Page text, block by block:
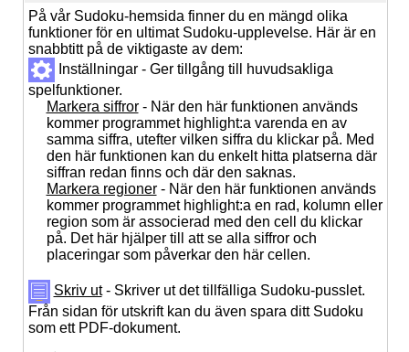
På vår Sudoku-hemsida finner du en mängd olika
funktioner för en ultimat Sudoku-upplevelse. Här är en
snabbtitt på de viktigaste av dem:
Inställningar - Ger tillgång till huvudsakliga
spelfunktioner.
Markera siffror- När den här funktionen används
kommer programmet highlight:a varenda en av
samma siffra, utefter vilken siffra du klickar på. Med
den här funktionen kan du enkelt hitta platserna där
siffran redan finns och där den saknas.
Markera regioner- När den här funktionen används
kommer programmet highlight:a en rad, kolumn eller
region som är associerad med den cell du klickar
på. Det här hjälper till att se alla siffror och
placeringar som påverkar den här cellen.
Skriv ut- Skriver ut det tillfälliga Sudoku-pusslet.
Från sidan för utskrift kan du även spara ditt Sudoku
som ett PDF-dokument.